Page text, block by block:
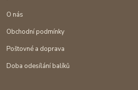
O nás
Obchodní podmínky
Poštovné a doprava
Doba odesílání balíků